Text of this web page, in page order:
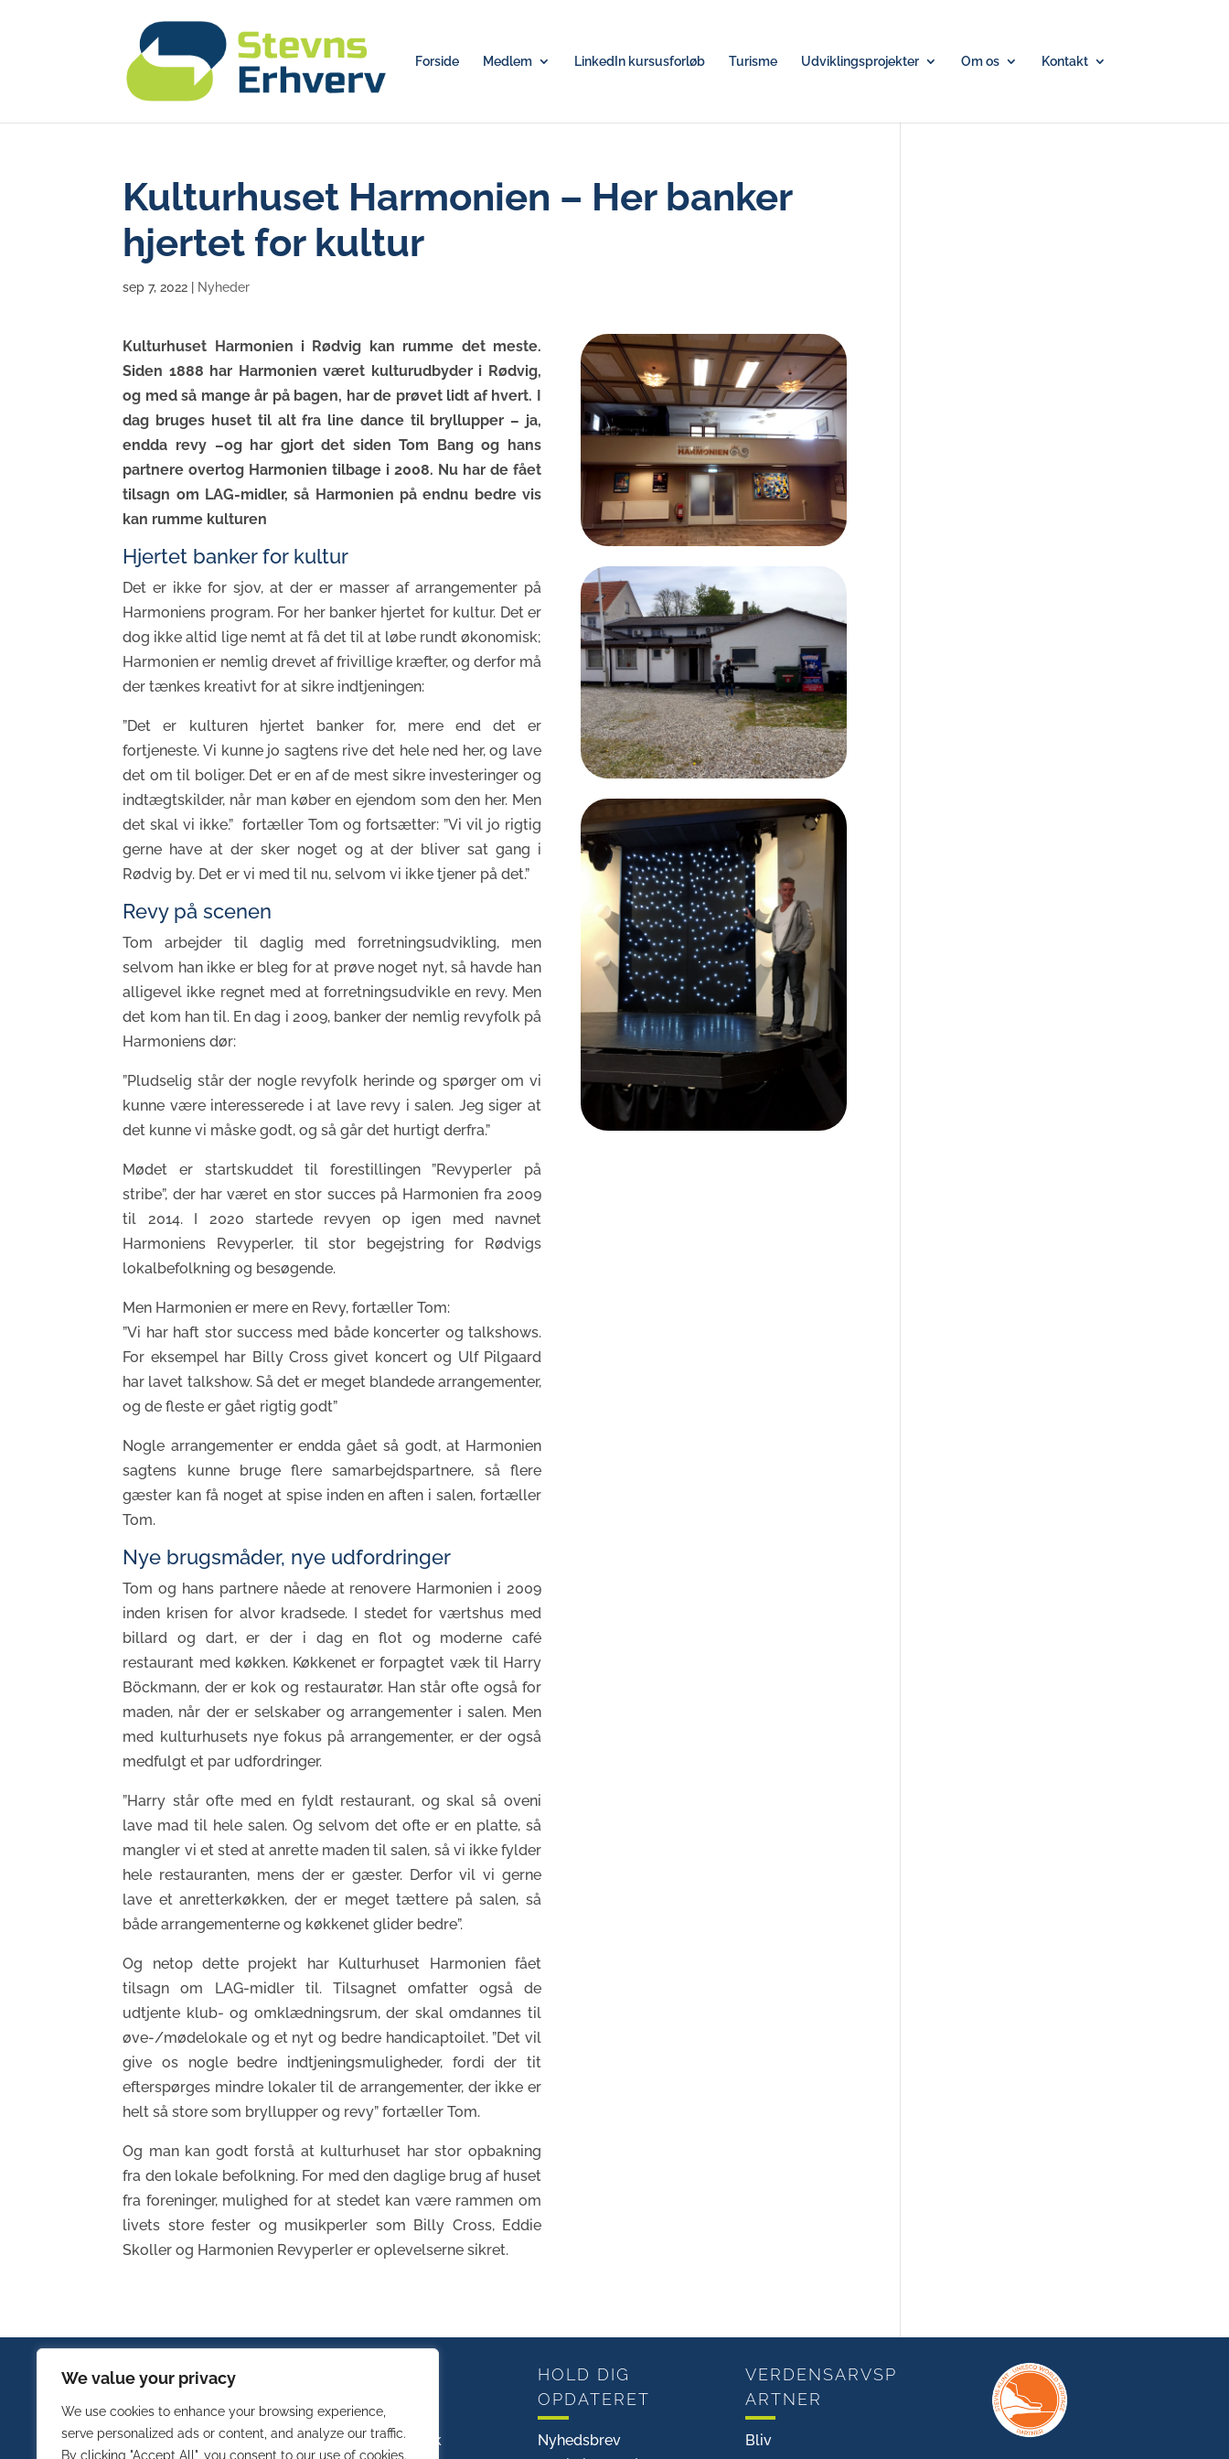
We value your privacy
We use cookies to enhance your browsing experience,
serve personalized ads or content, and analyze our traffic.
By clicking "Accept All", you consent to our use of cookies.
Forside Medlem LinkedIn kursusforløb Turisme Udviklingsprojekter Om os Kontakt
Kulturhuset Harmonien – Her banker
hjertet for kultur
sep 7, 2022 Nyheder
Kulturhuset Harmonien i Rødvig kan rumme det meste.
Siden 1888 har Harmonien været kulturudbyder i Rødvig,
og med så mange år på bagen, har de prøvet lidt af hvert. I
dag bruges huset til alt fra line dance til bryllupper – ja,
endda revy –og har gjort det siden Tom Bang og hans
partnere overtog Harmonien tilbage i 2008. Nu har de fået
tilsagn om LAG-midler, så Harmonien på endnu bedre vis
kan rumme kulturen
Hjertet banker for kultur
Det er ikke for sjov, at der er masser af arrangementer på
Harmoniens program. For her banker hjertet for kultur. Det er
dog ikke altid lige nemt at få det til at løbe rundt økonomisk;
Harmonien er nemlig drevet af frivillige kræfter, og derfor må
der tænkes kreativt for at sikre indtjeningen:
”Det er kulturen hjertet banker for, mere end det er
fortjeneste. Vi kunne jo sagtens rive det hele ned her, og lave
det om til boliger. Det er en af de mest sikre investeringer og
indtægtskilder, når man køber en ejendom som den her. Men
det skal vi ikke.” fortæller Tom og fortsætter: ”Vi vil jo rigtig
gerne have at der sker noget og at der bliver sat gang i
Rødvig by. Det er vi med til nu, selvom vi ikke tjener på det.”
Revy på scenen
Tom arbejder til daglig med forretningsudvikling, men
selvom han ikke er bleg for at prøve noget nyt, så havde han
alligevel ikke regnet med at forretningsudvikle en revy. Men
det kom han til. En dag i 2009, banker der nemlig revyfolk på
Harmoniens dør:
”Pludselig står der nogle revyfolk herinde og spørger om vi
kunne være interesserede i at lave revy i salen. Jeg siger at
det kunne vi måske godt, og så går det hurtigt derfra.”
Mødet er startskuddet til forestillingen ”Revyperler på
stribe”, der har været en stor succes på Harmonien fra 2009
til 2014. I 2020 startede revyen op igen med navnet
Harmoniens Revyperler, til stor begejstring for Rødvigs
lokalbefolkning og besøgende.
Men Harmonien er mere en Revy, fortæller Tom:
”Vi har haft stor success med både koncerter og talkshows.
For eksempel har Billy Cross givet koncert og Ulf Pilgaard
har lavet talkshow. Så det er meget blandede arrangementer,
og de fleste er gået rigtig godt”
Nogle arrangementer er endda gået så godt, at Harmonien
sagtens kunne bruge flere samarbejdspartnere, så flere
gæster kan få noget at spise inden en aften i salen, fortæller
Tom.
Nye brugsmåder, nye udfordringer
Tom og hans partnere nåede at renovere Harmonien i 2009
inden krisen for alvor kradsede. I stedet for værtshus med
billard og dart, er der i dag en flot og moderne café
restaurant med køkken. Køkkenet er forpagtet væk til Harry
Böckmann, der er kok og restauratør. Han står ofte også for
maden, når der er selskaber og arrangementer i salen. Men
med kulturhusets nye fokus på arrangementer, er der også
medfulgt et par udfordringer.
”Harry står ofte med en fyldt restaurant, og skal så oveni
lave mad til hele salen. Og selvom det ofte er en platte, så
mangler vi et sted at anrette maden til salen, så vi ikke fylder
hele restauranten, mens der er gæster. Derfor vil vi gerne
lave et anretterkøkken, der er meget tættere på salen, så
både arrangementerne og køkkenet glider bedre”.
Og netop dette projekt har Kulturhuset Harmonien fået
tilsagn om LAG-midler til. Tilsagnet omfatter også de
udtjente klub- og omklædningsrum, der skal omdannes til
øve-/mødelokale og et nyt og bedre handicaptoilet. ”Det vil
give os nogle bedre indtjeningsmuligheder, fordi der tit
efterspørges mindre lokaler til de arrangementer, der ikke er
helt så store som bryllupper og revy” fortæller Tom.
Og man kan godt forstå at kulturhuset har stor opbakning
fra den lokale befolkning. For med den daglige brug af huset
fra foreninger, mulighed for at stedet kan være rammen om
livets store fester og musikperler som Billy Cross, Eddie
Skoller og Harmonien Revyperler er oplevelserne sikret.
BESØG OS
Stevns Erhverv
Tinghuset
Bliv medlem
Faglige netværk
HOLD DIG
OPDATERET
Nyhedsbrev
VERDENSARVSP
ARTNER
Bliv